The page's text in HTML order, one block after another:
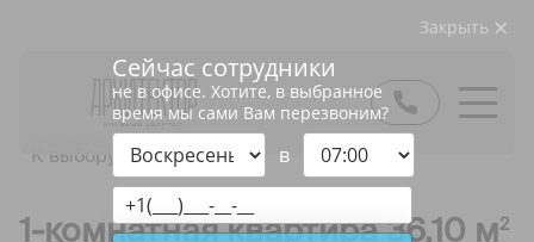
К выбору квартир
1-комнатная квартира 36,10 м2
Закрыть
Сейчас сотрудники
не в офисе. Хотите, в выбранное
время мы сами Вам перезвоним?
в